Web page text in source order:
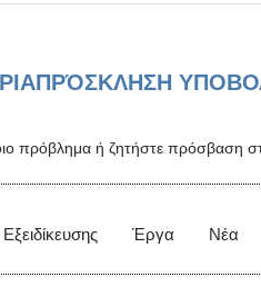
ΠΡΌΣΚΛΗΣΗ
πρόβλημα ή ζητήστε πρόσβαση
Έργα Νέα